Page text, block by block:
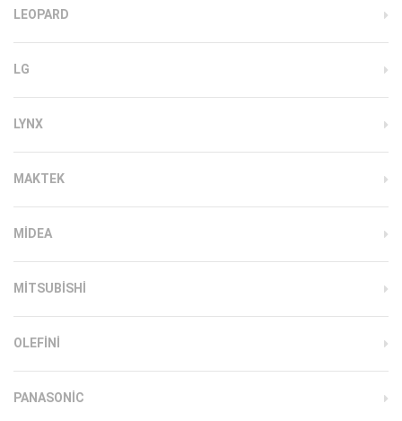
LEOPARD
LG
LYNX
MAKTEK
MIDEA
MITSUBISHI
OLEFINI
PANASONIC